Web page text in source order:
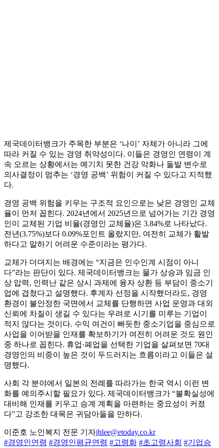
제국데이터뱅크가 주목한 부분은 ‘나이’ 자체가 아니라 그에
따라 커질 수 있는 경영 취약성이다. 이들은 경영인 연령이 계
속 오르는 상황에서는 예기치 못한 건강 악화나 돌발 변수로
의사결정이 멈추는 ‘경영 공백’ 위험이 커질 수 있다고 지적했
다.
경영 공백 위험을 키우는 구조적 요인으로는 낮은 경영인 교체
율이 먼저 꼽힌다. 2024년에서 2025년으로 넘어가는 기간 경영
인이 교체된 기업 비율(경영인 교체율)은 3.84%로 나타났다.
전년(3.75%)보다 0.09%포인트 올랐지만, 여전히 교체가 활발
하다고 말하기 어려운 수준이라는 평가다.
교체가 더뎌지는 배경에는 “지금은 인수인계 시점이 아니
다”라는 판단이 있다. 제국데이터뱅크는 물가 상승과 임금 인
상 압력, 인력난 같은 상시 과제에 융자 상환 등 부담이 중소기
업에 겹쳤다고 설명했다. 후계자 선정을 시작했더라도, 경영
환경이 불안정한 국면에서 교체를 단행하면 사업 운영과 대외
신뢰에 차질이 생길 수 있다는 우려로 시기를 미루는 기업이
적지 않다는 것이다. 수익 여건이 빠듯한 중소기업을 중심으로
사업을 이어받을 인재를 확보하기가 여전히 어려운 것도 원인
중 하나로 꼽힌다. 휴업·폐업을 선택한 기업을 살펴보면 70대
경영인의 비중이 높은 것이 두드러지는 흐름이라고 이들은 설
명했다.
사회 각 분야에서 일본의 전례를 따라가는 한국 역시 이런 변
화를 예의주시할 필요가 있다. 제국데이터뱅크가 “불확실성에
대비해 인재를 키우고 승계 계획을 마련하는 중요성이 커졌
다”고 강조한 대목은 귀담아들을 만하다.
이준호 노인복지 전문 기자jhlee@etoday.co.kr
#경영인연령 #경영인평균연령 #고령화 #초고령사회 #기업승